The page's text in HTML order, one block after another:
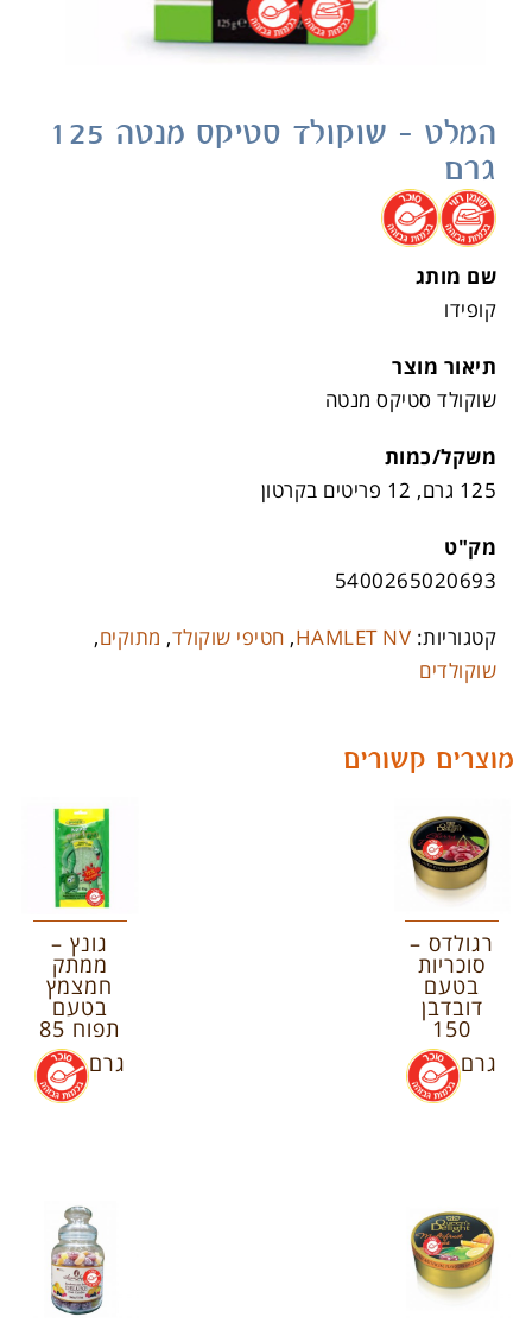
המלט – שוקולד סטיקס מנטה 125
גרם
.
.
שם מותג
קופידו
תיאור מוצר
שוקולד סטיקס מנטה
משקל/כמות
125 גרם, 12 פריטים בקרטון
מק"ט
5400265020693
קטגוריות: HAMLET NV
, חטיפי שוקולד, מתוקים,
שוקולדים
מוצרים קשורים
רגולדס –
סוכריות
בטעם
דובדבן
150
גרם
.
גונץ –
ממתק
חמצמץ
בטעם
תפוח 85
גרם
.